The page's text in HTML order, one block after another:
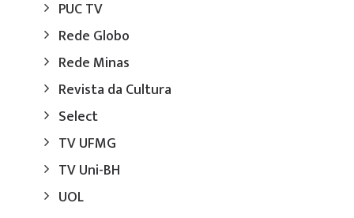
PUC TV
Rede Globo
Rede Minas
Revista da Cultura
Select
TV UFMG
TV Uni-BH
UOL